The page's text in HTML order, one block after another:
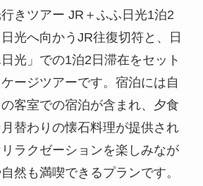
行きツアー JR＋ふふ日光1泊2
光へ向かうJR往復切符と、日
光」での1泊2日滞在をセット
ージツアーです。宿泊には自
客室での宿泊が含まれ、夕食
替わりの懐石料理が提供され
ラクゼーションを楽しみなが
然も満喫できるプランです。